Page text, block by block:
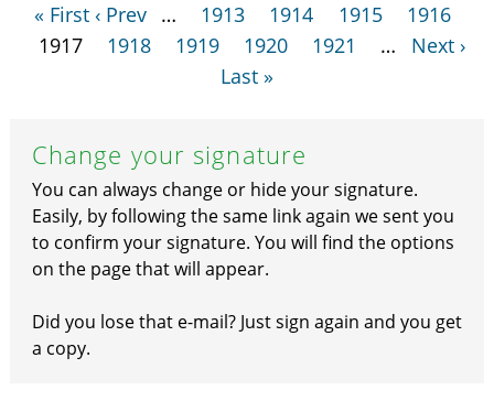
« First ‹ Prev … 1913 1914 1915
1916
1917
1918 1919 1920 1921 …
Next ›
Last »
Change your signature
You can always change or hide your signature.
Easily, by following the same link again we sent you
to confirm your signature. You will find the options
on the page that will appear.
Did you lose that e-mail? Just sign again and you get
a copy.